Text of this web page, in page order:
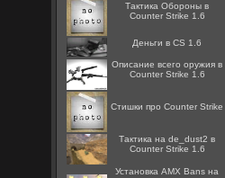
Тактика Обороны в
Counter Strike 1.6
Деньги в CS 1.6
Описание всего оружия в
Counter Strike 1.6
Стишки про Counter Strike
Тактика на de_dust2 в
Counter Strike 1.6
Установка AMX Bans на